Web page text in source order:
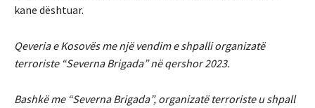
kane dështuar.
Qeveria e Kosovës me një vendim e shpalli organizatë
terroriste “Severna Brigada” në qershor 2023.
Bashkë me “Severna Brigada”, organizatë terroriste u shpall